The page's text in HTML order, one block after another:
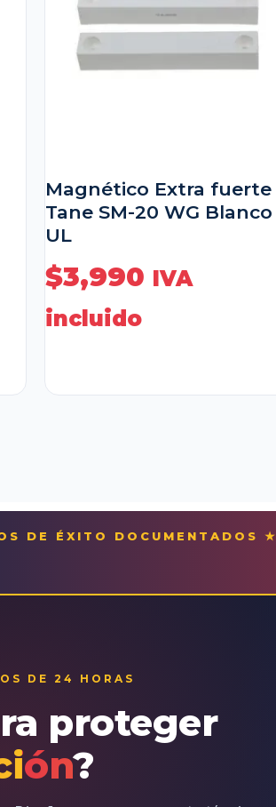
Magnético Extra fuerte
Tane SM-20 WG Blanco
UL
$3,990 IVA
incluido
DE ÉXITO DOCUMENTADOS ★
DE 24 HORAS
proteger
?